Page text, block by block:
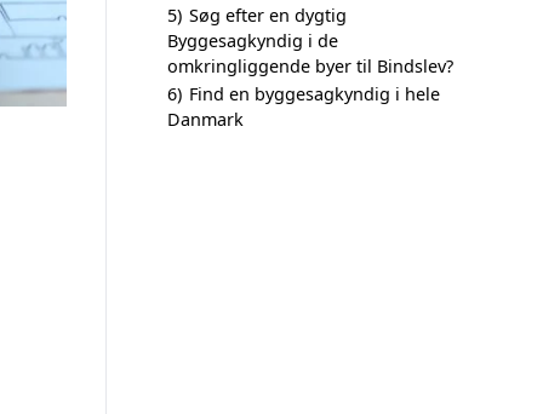
5) Søg efter en dygtig
Byggesagkyndig i de
omkringliggende byer til Bindslev?
6) Find en byggesagkyndig i hele
Danmark